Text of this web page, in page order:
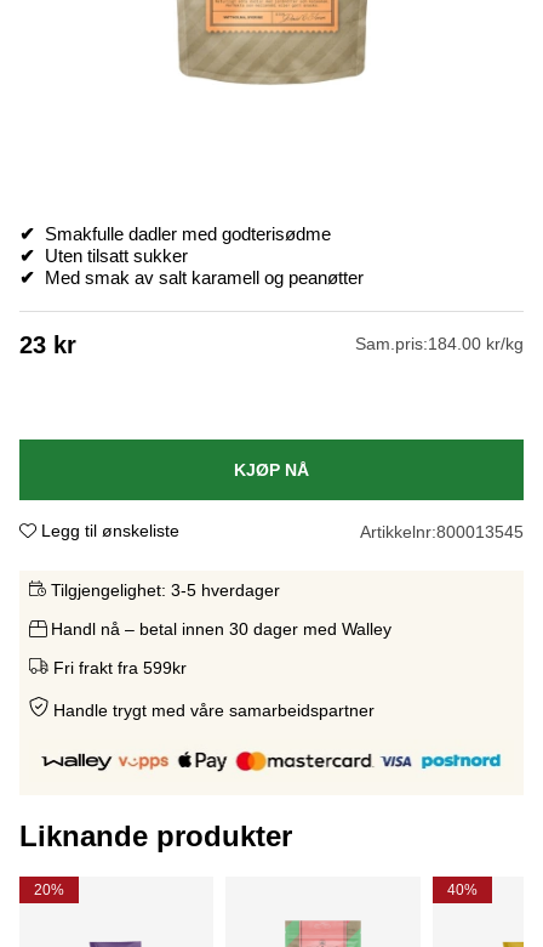
✔ Smakfulle dadler med godterisødme
✔ Uten tilsatt sukker
✔ Med smak av salt karamell og peanøtter
23 kr Sam.pris:184.00 kr/kg
KJØP NÅ
Legg til ønskeliste Artikkelnr:800013545
Tilgjengelighet: 3-5 hverdager
Handl nå – betal innen 30 dager med Walley
Fri frakt fra 599kr
Handle trygt med våre samarbeidspartner
Liknande produkter
20% 40%